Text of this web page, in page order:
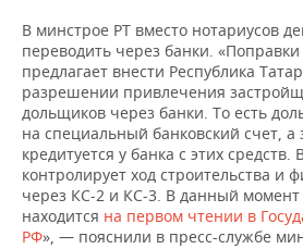
В минстрое РТ вместо нотариусов
переводить через банки.
предлагает внести Республика
разрешении привлечения
дольщиков через банки. То есть
на специальный банковский счет, а
кредитуется у банка с этих
контролирует ход строительства и
через КС-2 и КС-3. В данный момент
находится на первом чтении в
РФ», — пояснили в пресс-службе